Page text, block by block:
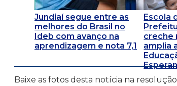
Jundiaí segue entre as
melhores do Brasil no
Ideb com avanço na
aprendizagem e nota 7,1
Escola
creche
amplia
Baixe as fotos desta notícia na